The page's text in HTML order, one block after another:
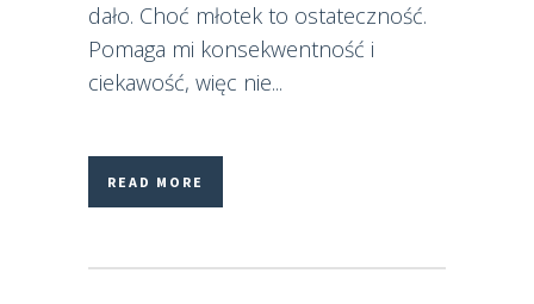
dało. Choć młotek to ostateczność.
Pomaga mi konsekwentność i
ciekawość, więc nie...
READ MORE